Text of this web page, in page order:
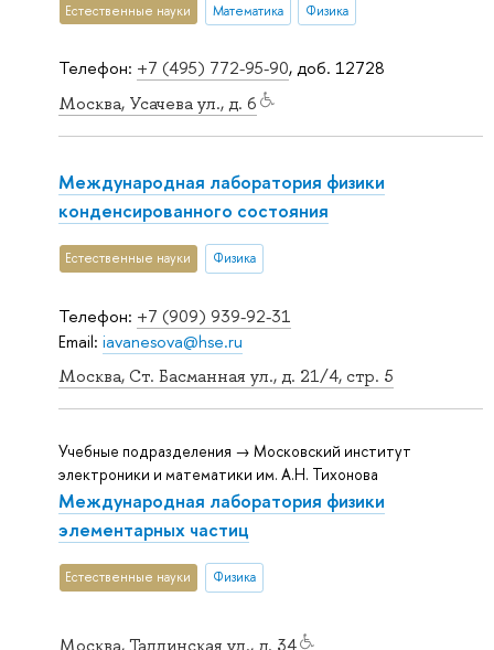
Телефон: +7 (495) 772-95-90, доб. 12728
Москва, Усачева ул., д. 6
Естественные науки Математика Физика
Телефон: +7 (909) 939-92-31
Email: iavanesova@hse.ru
Москва, Ст. Басманная ул., д. 21/4, стр. 5
Международная лаборатория физики
конденсированного состояния
Естественные науки Физика
Москва, Таллинская ул., д. 34
Учебные подразделения → Московский институт
электроники и математики им. А.Н. Тихонова
Международная лаборатория физики
элементарных частиц
Естественные науки Физика